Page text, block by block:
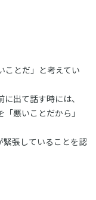
ことだ」と考えてい
出て話す時には、
悪いことだから」
緊張していることを認